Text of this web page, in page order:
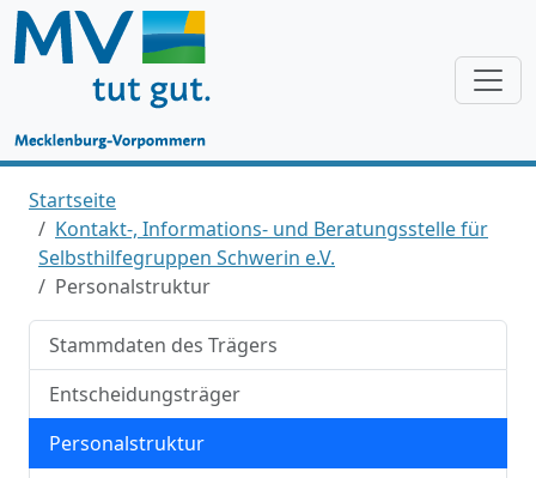
Startseite
Kontakt-, Informations- und Beratungsstelle für
Selbsthilfegruppen Schwerin e.V.
Personalstruktur
Stammdaten des Trägers
Entscheidungsträger
Personalstruktur